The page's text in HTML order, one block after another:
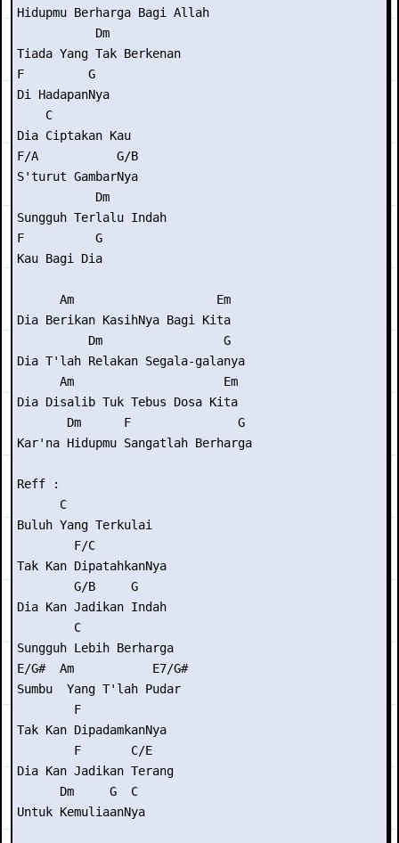
Hidupmu Berharga Bagi Allah
           Dm
Tiada Yang Tak Berkenan
F         G
Di HadapanNya
    C
Dia Ciptakan Kau
F/A           G/B
S'turut GambarNya
           Dm
Sungguh Terlalu Indah
F          G
Kau Bagi Dia
      Am                    Em
Dia Berikan KasihNya Bagi Kita
          Dm                 G
Dia T'lah Relakan Segala-galanya
      Am                     Em
Dia Disalib Tuk Tebus Dosa Kita
       Dm      F               G
Kar'na Hidupmu Sangatlah Berharga
Reff :
      C
Buluh Yang Terkulai
        F/C
Tak Kan DipatahkanNya
        G/B     G
Dia Kan Jadikan Indah
        C
Sungguh Lebih Berharga
E/G#  Am           E7/G#
Sumbu  Yang T'lah Pudar
        F
Tak Kan DipadamkanNya
        F       C/E
Dia Kan Jadikan Terang
      Dm     G  C
Untuk KemuliaanNya